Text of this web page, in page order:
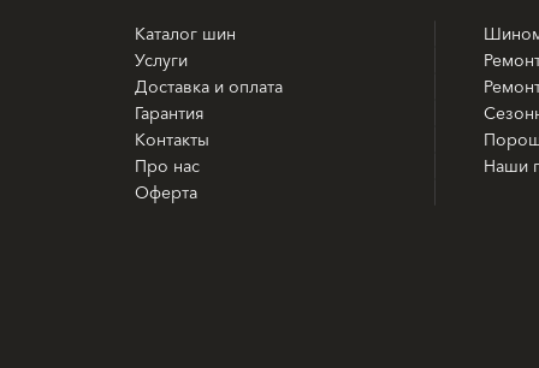
Каталог шин
Услуги
Доставка и оплата
Гарантия
Контакты
Про нас
Оферта
Наши